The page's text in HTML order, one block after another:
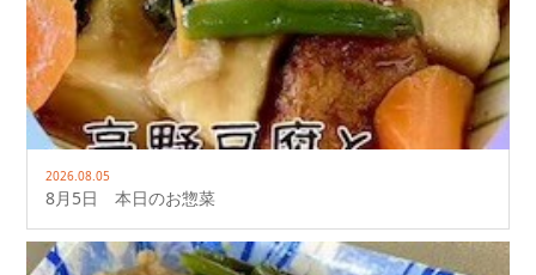
2026.08.05
8月5日 本日のお惣菜